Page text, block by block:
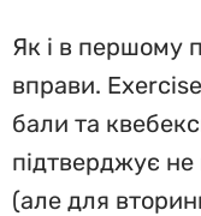
Як і в першому
вправи.
бали та
підтверджує
(але для